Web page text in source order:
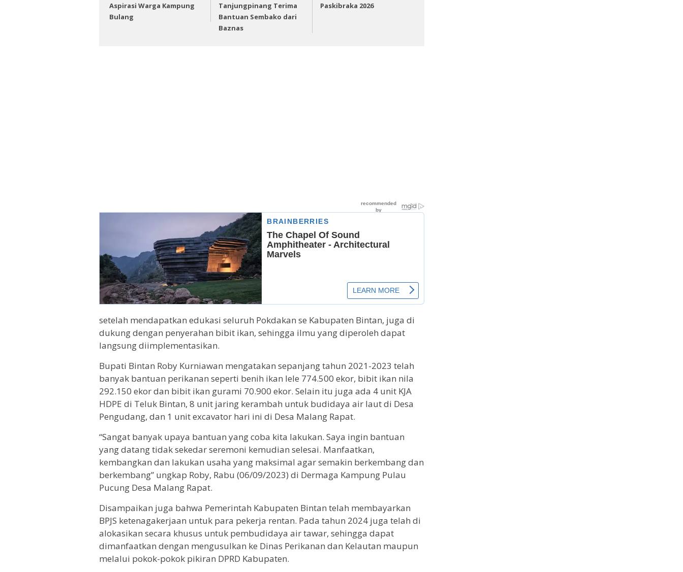
Aspirasi Warga Kampung
Bulang
Tanjungpinang Terima
Bantuan Sembako dari
Baznas
Paskibraka 2026
setelah mendapatkan edukasi seluruh Pokdakan se Kabupaten Bintan, juga di
dukung dengan penyerahan bibit ikan, sehingga ilmu yang diperoleh dapat
langsung diimplementasikan.
Bupati Bintan Roby Kurniawan mengatakan sepanjang tahun 2021-2023 telah
banyak bantuan perikanan seperti benih ikan lele 774.500 ekor, bibit ikan nila
292.150 ekor dan bibit ikan gurami 70.900 ekor. Selain itu juga ada 4 unit KJA
HDPE di Teluk Bintan, 8 unit jaring kerambah untuk budidaya air laut di Desa
Pengudang, dan 1 unit excavator hari ini di Desa Malang Rapat.
“Sangat banyak upaya bantuan yang coba kita lakukan. Saya ingin bantuan
yang datang tidak sekedar seremoni kemudian selesai. Manfaatkan,
kembangkan dan lakukan usaha yang maksimal agar semakin berkembang dan
berkembang” ungkap Roby, Rabu (06/09/2023) di Dermaga Kampung Pulau
Pucung Desa Malang Rapat.
Disampaikan juga bahwa Pemerintah Kabupaten Bintan telah membayarkan
BPJS ketenagakerjaan untuk para pekerja rentan. Pada tahun 2024 juga telah di
alokasikan secara khusus untuk pembudidaya air tawar, sehingga dapat
dimanfaatkan dengan mengusulkan ke Dinas Perikanan dan Kelautan maupun
melalui pokok-pokok pikiran DPRD Kabupaten.